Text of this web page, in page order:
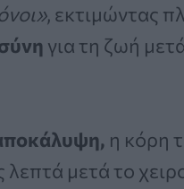
, εκτιμώντας
για τη ζωή
η κόρη
λεπτά μετά το